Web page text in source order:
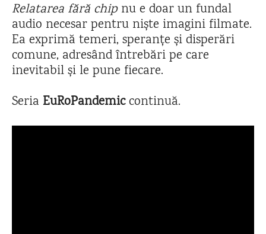
Relatarea fără chipnu e doar un fundal
audio necesar pentru niște imagini filmate.
Ea exprimă temeri, speranțe și disperări
comune, adresând întrebări pe care
inevitabil și le pune fiecare.
Seria EuRoPandemiccontinuă.